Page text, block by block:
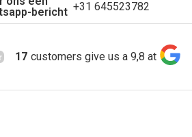
bericht +31 645523782
17 customers give us a 9,8 at